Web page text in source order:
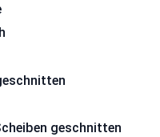
geschnitten